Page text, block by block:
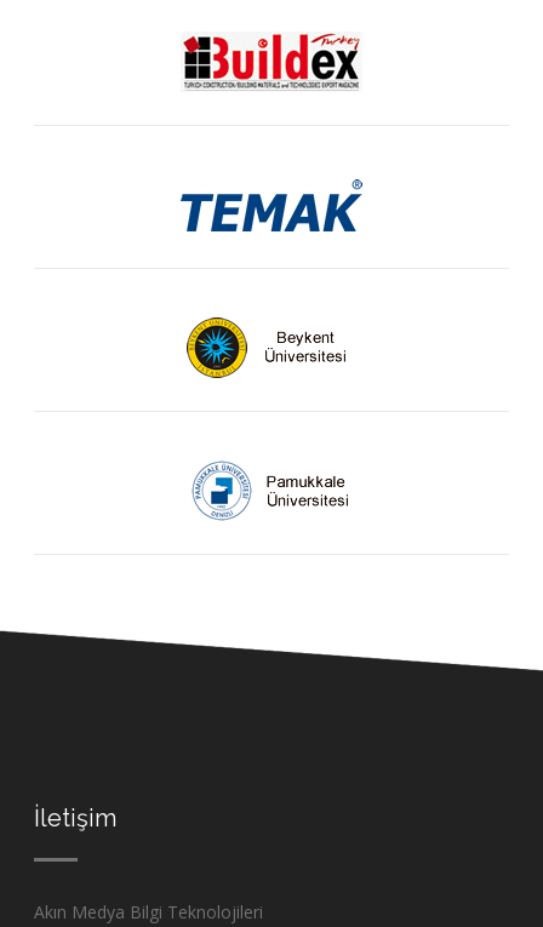
İletişim
Akın Medya Bilgi Teknolojileri